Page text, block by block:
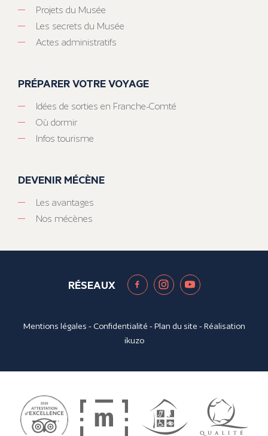
Projets du Musée
Les secrets du Musée
Actes administratifs
PRÉPARER VOTRE VOYAGE
Idées de sorties en Franche-Comté
Où dormir
Infos tourisme
DEVENIR MÉCÈNE
Les avantages
Nos mécènes
RÉSEAUX
Mentions légales - Confidentialité -Plan du site - Réalisation
ikuzo